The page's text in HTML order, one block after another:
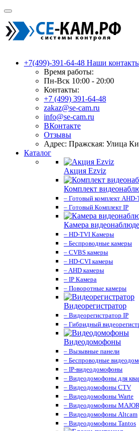
+7(499)-391-64-48 Наши
Время работы:
Пн-Вск 10:00 - 20:00
Контакты:
+7 (499) 391-64-48
zakaz@se-cam.ru
info@se-cam.ru
ВКонтакте
Отзывы
Адрес: Пражская: Улица
Каталог
Акция Ezviz
Комплект
– Готовый комплект
– Готовый Комплект IP
Камера
– HD-TVI Камеры
– Беспроводные камеры
– CVBS камеры
– HD-CVI камеры
– AHD камеры
– IP Камера
– Поворотные камеры
Видеорегистратор
– Видеорегистратор IP
– Гибридный
Видеодомофоны
– Вызывные панели
– Беспроводные
– IP-видеодомофоны
– Видеодомофоны для
– Видеодомофоны CTV
– Видеодомофоны Warte
– Видеодомофоны
– Видеодомофоны Altcam
– Видеодомофоны Tantos